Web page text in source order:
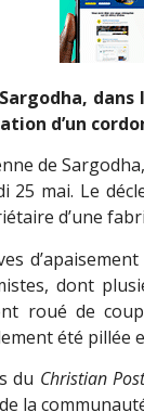
d’un
de
25 mai. Le
d’une
dont
roué de
été pillée
du Christian Post
la